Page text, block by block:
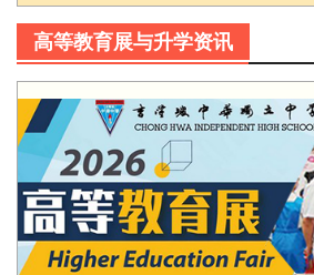
高等教育展与升学资讯